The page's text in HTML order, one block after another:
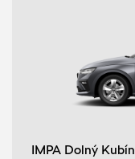
IMPA Dolný Kubín